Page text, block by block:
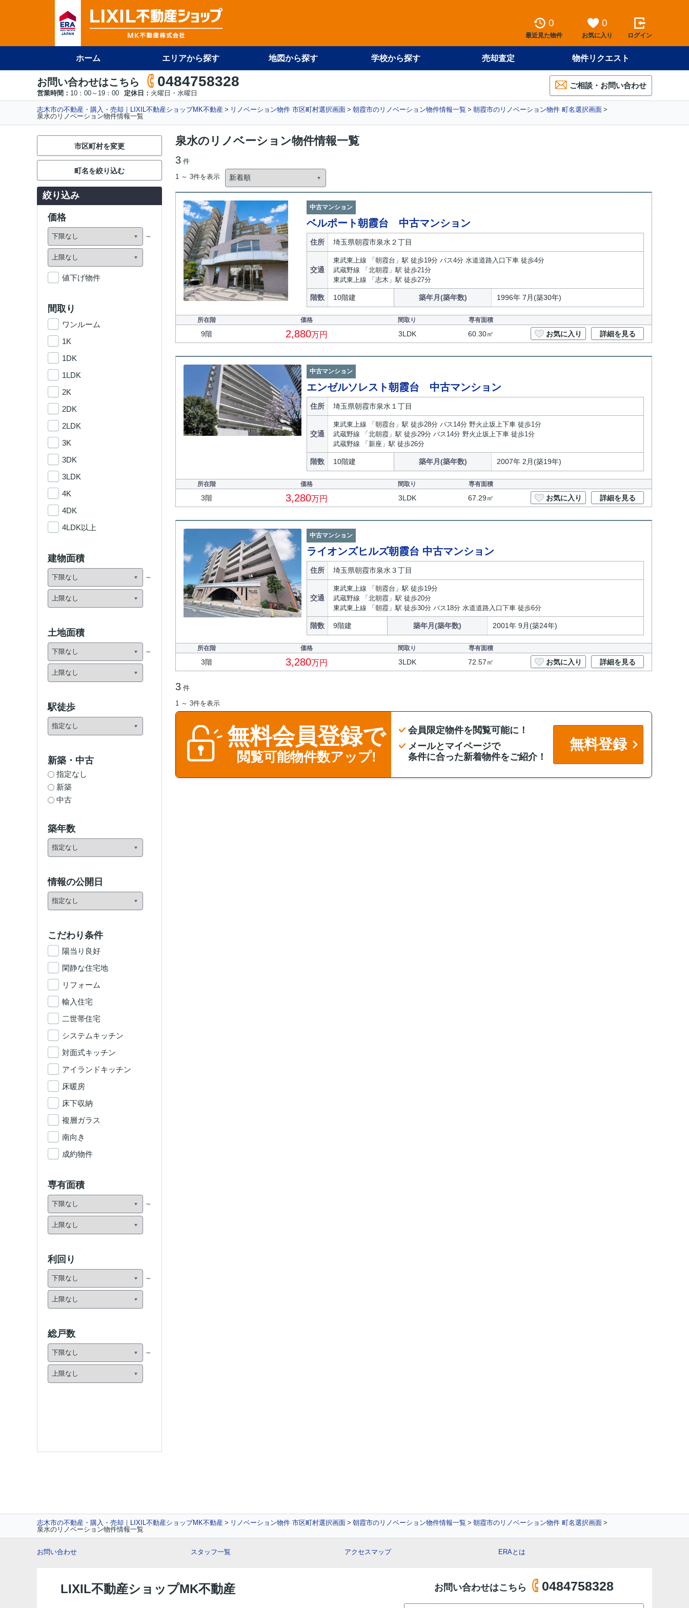
0
最近見た物件
0
お気に入り ログイン
ホーム エリアから探す 地図から探す 学校から探す 売却査定 物件リクエスト
お問い合わせはこちら 0484758328
営業時間： 10：00～19：00 定休日： 火曜日・水曜日
ご相談・お問い合わせ
志木市の不動産・購入・売却｜LIXIL不動産ショップMK不動産 リノベーション物件 市区町村選択画面 朝霞市のリノベーション物件情報一覧
朝霞市のリノベーション物件 町名選択画面
泉水のリノベーション物件情報一覧
泉水のリノベーション物件情報一覧
3 件
1 ～ 3件を表示
中古マンション
ベルポート朝霞台 中古マンション
住所 埼玉県朝霞市泉水２丁目
交通
東武東上線 「朝霞台」駅 徒歩19分 バス4分 水道道路入口下車 徒歩4分
武蔵野線 「北朝霞」駅 徒歩21分
東武東上線 「志木」駅 徒歩27分
階数 10階建 築年月(築年数) 1996年 7月(築30年)
所在階 価格 間取り 専有面積
9階 2,880万円 3LDK 60.30㎡ お気に入り 詳細を見る
中古マンション
エンゼルソレスト朝霞台 中古マンション
住所 埼玉県朝霞市泉水１丁目
交通
東武東上線 「朝霞台」駅 徒歩28分 バス14分 野火止坂上下車 徒歩1分
武蔵野線 「北朝霞」駅 徒歩29分 バス14分 野火止坂上下車 徒歩1分
武蔵野線 「新座」駅 徒歩26分
階数 10階建 築年月(築年数) 2007年 2月(築19年)
所在階 価格 間取り 専有面積
3階 3,280万円 3LDK 67.29㎡ お気に入り 詳細を見る
中古マンション
ライオンズヒルズ朝霞台 中古マンション
住所 埼玉県朝霞市泉水３丁目
交通
東武東上線 「朝霞台」駅 徒歩19分
武蔵野線 「北朝霞」駅 徒歩20分
東武東上線 「朝霞」駅 徒歩30分 バス18分 水道道路入口下車 徒歩6分
階数 9階建 築年月(築年数) 2001年 9月(築24年)
所在階 価格 間取り 専有面積
3階 3,280万円 3LDK 72.57㎡ お気に入り 詳細を見る
3 件
1 ～ 3件を表示
無料会員登録で
閲覧可能物件数アップ!
会員限定物件を閲覧可能に！
メールとマイページで
条件に合った新着物件をご紹介！
無料登録
市区町村を変更
町名を絞り込む
絞り込み
価格
値下げ物件
間取り
ワンルーム
1K
1DK
1LDK
2K
2DK
2LDK
3K
3DK
3LDK
4K
4DK
4LDK以上
建物面積
土地面積
駅徒歩
新築・中古
指定なし
新築
中古
築年数
情報の公開日
こだわり条件
陽当り良好
閑静な住宅地
リフォーム
輸入住宅
二世帯住宅
システムキッチン
対面式キッチン
アイランドキッチン
床暖房
床下収納
複層ガラス
南向き
成約物件
専有面積
利回り
総戸数
志木市の不動産・購入・売却｜LIXIL不動産ショップMK不動産 リノベーション物件 市区町村選択画面 朝霞市のリノベーション物件情報一覧
朝霞市のリノベーション物件 町名選択画面
泉水のリノベーション物件情報一覧
お問い合わせ スタッフ一覧 アクセスマップ ERAとは
LIXIL不動産ショップMK不動産 お問い合わせはこちら 0484758328